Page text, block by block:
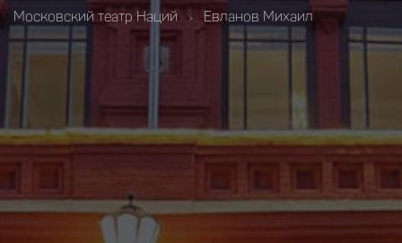
Московский театр Наций > Евланов Михаил